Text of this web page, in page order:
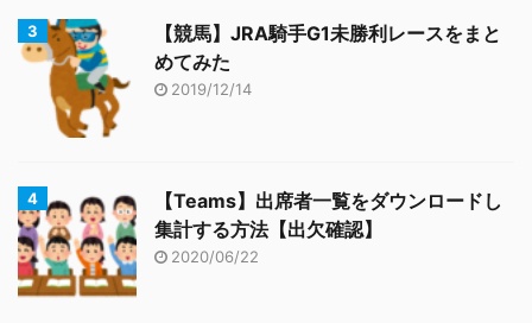
【競馬】JRA騎手G1未勝利レースをまと
めてみた
2019/12/14
【Teams】出席者一覧をダウンロードし
集計する方法【出欠確認】
2020/06/22